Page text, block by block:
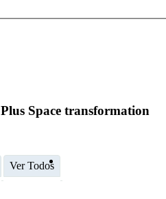
Space transformation
Ver Todos